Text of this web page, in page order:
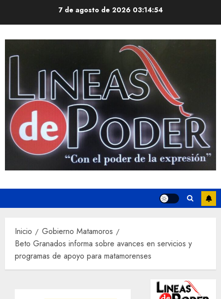
7 de agosto de 2026 03:14:55
Inicio
Gobierno Matamoros
Beto Granados informa sobre avances en servicios y
programas de apoyo para matamorenses